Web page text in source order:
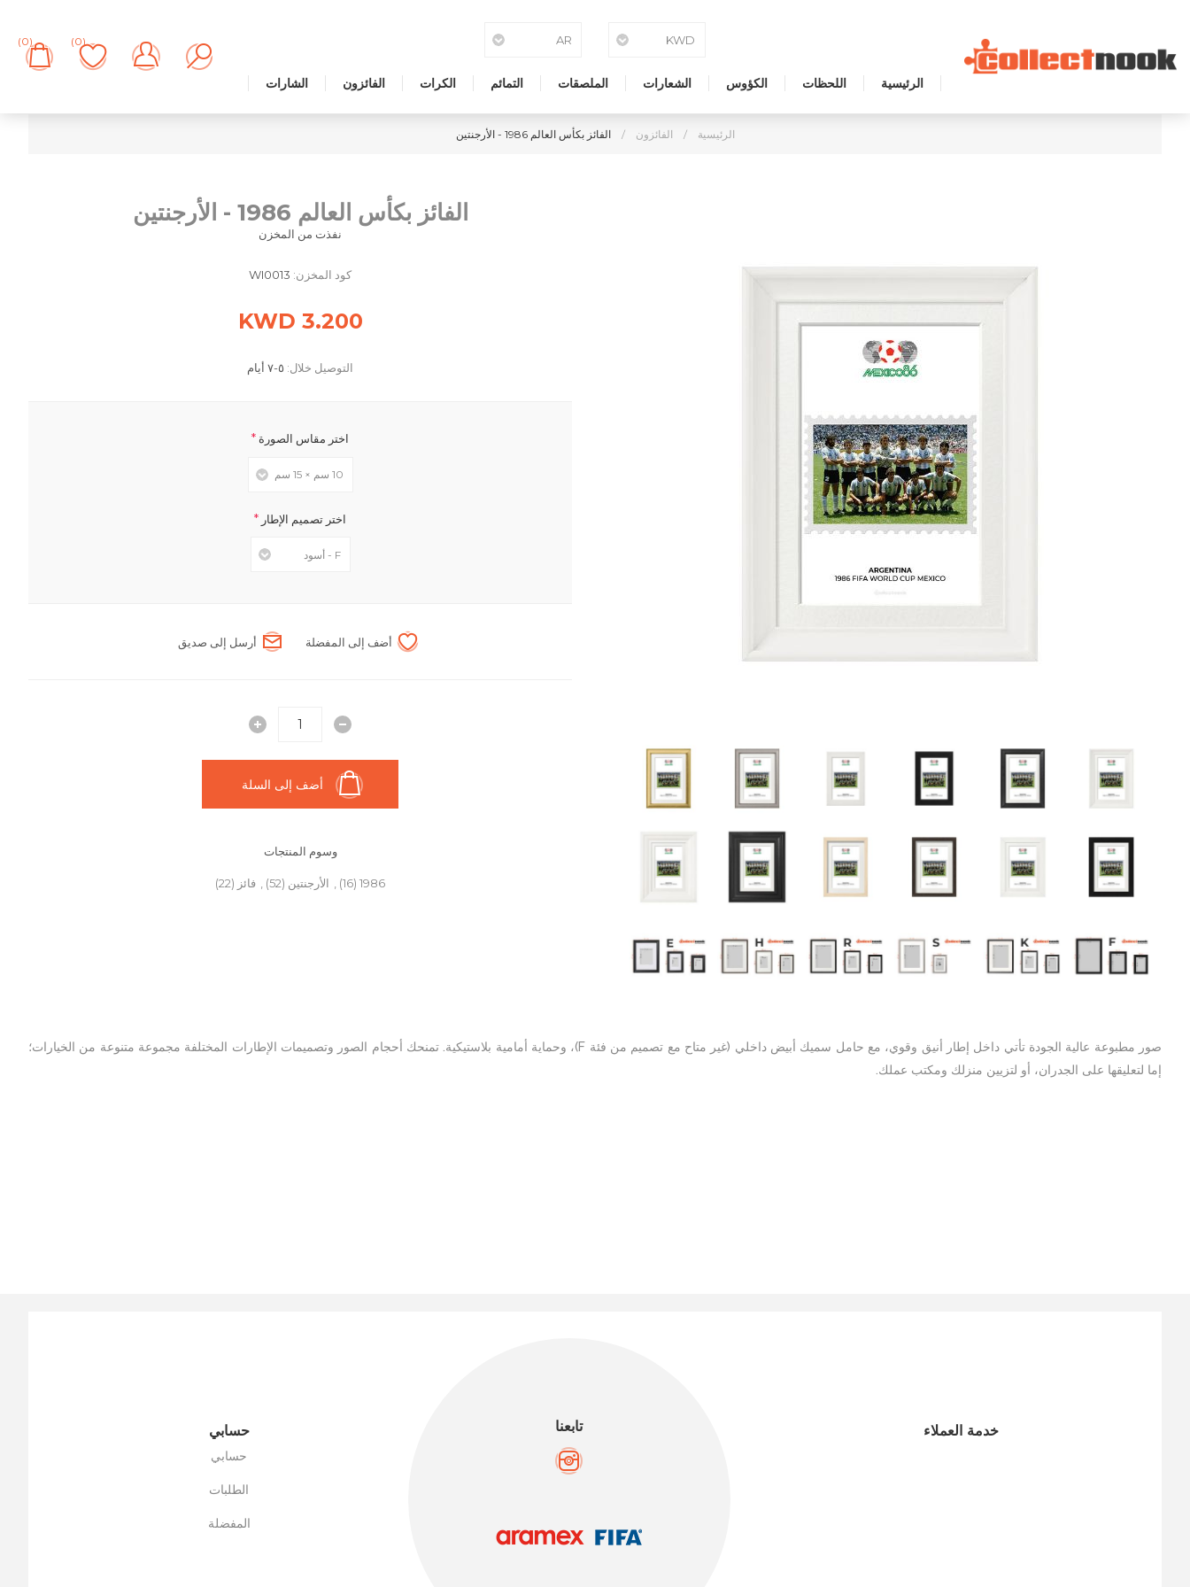
الرئيسية اللحظات الكؤوس الشعارات الملصقات التمائم الكرات الفائزون الشارات
(0)
(0)
الرئيسية / الفائزون / الفائز بكأس العالم 1986 - الأرجنتين
الفائز بكأس العالم 1986 - الأرجنتين
نفذت من المخزن
كود المخزن: WI0013
3.200 KWD
التوصيل خلال: ٥-٧ أيام
اختر مقاس الصورة *
اختر تصميم الإطار *
أضف إلى المفضلة أرسل إلى صديق
أضف إلى السلة
وسوم المنتجات
1986
(16) الأرجنتين (52) فائز (22)
صور مطبوعة عالية الجودة تأتي داخل إطار أنيق وقوي، مع حامل سميك أبيض داخلي (غير متاح مع تصميم من فئة F)، وحماية أمامية بلاستيكية. تمنحك أحجام الصور وتصميمات الإطارات المختلفة مجموعة متنوعة من الخيارات؛
إما لتعليقها على الجدران، أو لتزيين منزلك ومكتب عملك.
تابعنا خدمة العملاء حسابي
حسابي
الطلبات
المفضلة